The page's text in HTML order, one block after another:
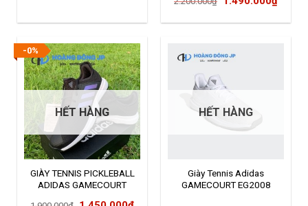
-0%
HẾT HÀNG
GIÀY TENNIS PICKLEBALL
ADIDAS GAMECOURT
HẾT HÀNG
Giày Tennis Adidas
GAMECOURT EG2008